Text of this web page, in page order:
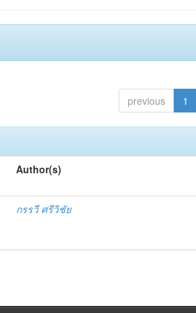
previous 1
Author(s)
กรรวี ศรีวิชัย